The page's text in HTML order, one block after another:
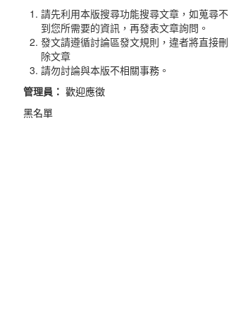
請先利用本版搜尋功能搜尋文章，如蒐尋不
到您所需要的資訊，再發表文章詢問。
發文請遵循討論區發文規則，違者將直接刪
除文章
請勿討論與本版不相關事務。
管理員： 歡迎應徵
黑名單